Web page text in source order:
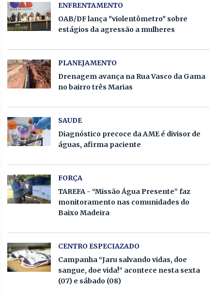
ENFRENTAMENTO
OAB/DF lança "violentômetro" sobre
estágios da agressão a mulheres
PLANEJAMENTO
Drenagem avança na Rua Vasco da Gama
no bairro três Marias
SAUDE
Diagnóstico precoce da AME é divisor de
águas, afirma paciente
FORÇA
TAREFA - “Missão Água Presente” faz
monitoramento nas comunidades do
Baixo Madeira
CENTRO ESPECIAZADO
Campanha “Jaru salvando vidas, doe
sangue, doe vida!” acontece nesta sexta
(07) e sábado (08)